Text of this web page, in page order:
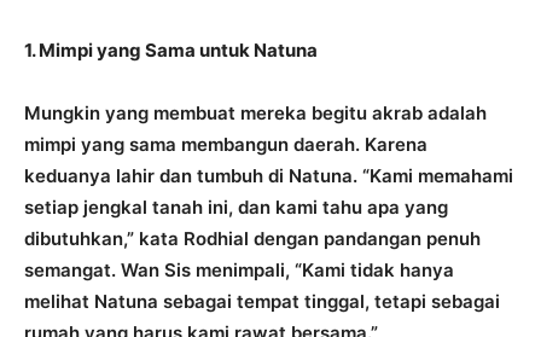
1. Mimpi yang Sama untuk Natuna
Mungkin yang membuat mereka begitu akrab adalah
mimpi yang sama membangun daerah. Karena
keduanya lahir dan tumbuh di Natuna. “Kami memahami
setiap jengkal tanah ini, dan kami tahu apa yang
dibutuhkan,” kata Rodhial dengan pandangan penuh
semangat. Wan Sis menimpali, “Kami tidak hanya
melihat Natuna sebagai tempat tinggal, tetapi sebagai
rumah yang harus kami rawat bersama.”